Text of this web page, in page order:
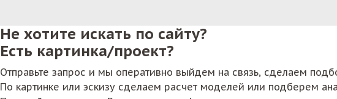
Не хотите искать по сайту?
Есть картинка/проект?
Отправьте запрос и мы оперативно выйдем на связь, сделаем
По картинке или эскизу сделаем расчет моделей или подберем